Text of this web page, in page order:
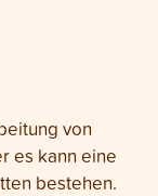
von
es kann eine
bestehen.